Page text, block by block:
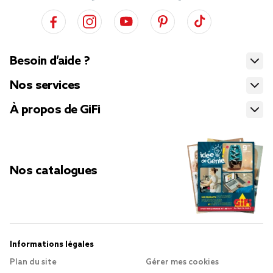
Besoin d’aide ?
Nos services
À propos de GiFi
Nos catalogues
Informations légales
Plan du site
Gérer mes cookies